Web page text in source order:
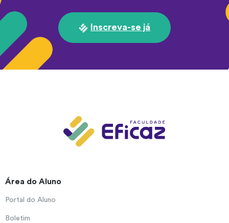
Inscreva-se já
Área do Aluno
Portal do Aluno
Boletim